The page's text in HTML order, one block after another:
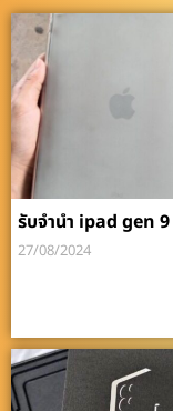
รับจำนำ ipad gen 9
27/08/2024